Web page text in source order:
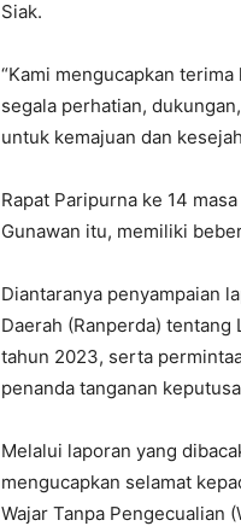
Siak.
“Kami mengucapkan
segala perhatian,
untuk kemajuan dan
Rapat Paripurna ke 14
Gunawan itu, memiliki
Diantaranya penyampaian
Daerah (Ranperda) tentang
tahun 2023, serta
penanda tanganan
Melalui laporan yang
mengucapkan selamat
Wajar Tanpa Pengecualian